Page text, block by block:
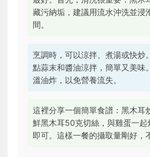
藏污納垢，建議用流水沖洗並浸
間。
烹調時，可以涼拌、煮湯或快炒
點蒜末和醬油涼拌，簡單又美味
溫油炸，以免營養流失。
這裡分享一個簡單食譜：黑木耳
鮮黑木耳50克切絲，與雞蛋一起
即可。這樣一餐的攝取量剛好，